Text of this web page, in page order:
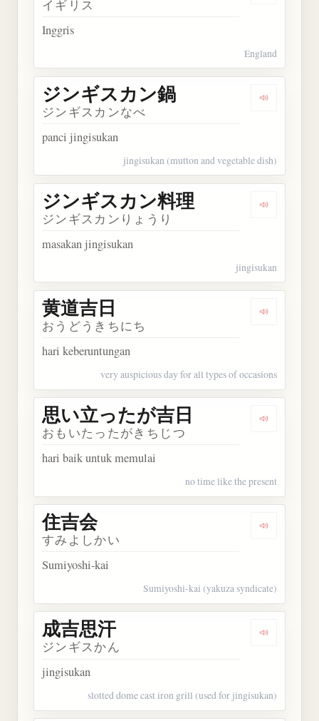
イギリス
Inggris
England
Dengarkan
ジンギスカン鍋
ジンギスカンなべ
panci jingisukan
jingisukan (mutton and vegetable dish)
Dengarkan
ジンギスカン料理
ジンギスカンりょうり
masakan jingisukan
jingisukan
Dengarkan
黄道吉日
おうどうきちにち
hari keberuntungan
very auspicious day for all types of occasions
Dengarkan
思い立ったが吉日
おもいたったがきちじつ
hari baik untuk memulai
no time like the present
Dengarkan
住吉会
すみよしかい
Sumiyoshi-kai
Sumiyoshi-kai (yakuza syndicate)
Dengarkan
成吉思汗
ジンギスかん
jingisukan
slotted dome cast iron grill (used for jingisukan)